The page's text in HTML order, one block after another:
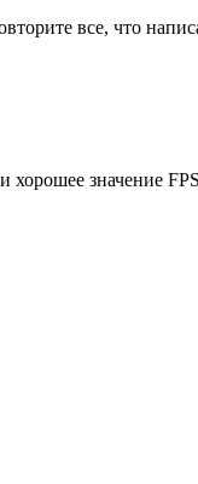
все, что
хорошее значение